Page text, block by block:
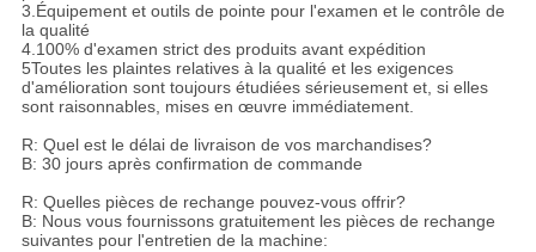
3.Équipement et outils de pointe pour l'examen et le contrôle de
la qualité
4.100% d'examen strict des produits avant expédition
5Toutes les plaintes relatives à la qualité et les exigences
d'amélioration sont toujours étudiées sérieusement et, si elles
sont raisonnables, mises en œuvre immédiatement.
R: Quel est le délai de livraison de vos marchandises?
B: 30 jours après confirmation de commande
R: Quelles pièces de rechange pouvez-vous offrir?
B: Nous vous fournissons gratuitement les pièces de rechange
suivantes pour l'entretien de la machine: